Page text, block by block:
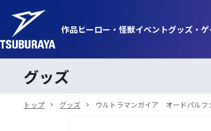
作品ヒーロー・ 怪獣イベントグッズ・
グッズ
トップ グッズ ウルトラマンガイア オードパルフ